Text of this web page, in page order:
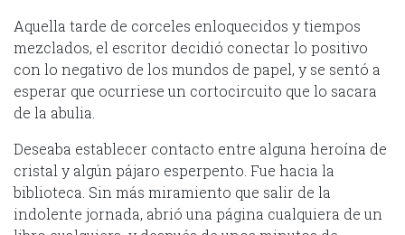
Aquella tarde de corceles enloquecidos y tiempos
mezclados, el escritor decidió conectar lo positivo
con lo negativo de los mundos de papel, y se sentó a
esperar que ocurriese un cortocircuito que lo sacara
de la abulia.
Deseaba establecer contacto entre alguna heroína de
cristal y algún pájaro esperpento. Fue hacia la
biblioteca. Sin más miramiento que salir de la
indolente jornada, abrió una página cualquiera de un